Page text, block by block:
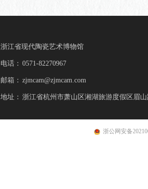
浙江省现代陶瓷艺术博物馆
电话： 0571-82270967
邮箱： zjmcam@zjmcam.com
地址： 浙江省杭州市萧山区湘湖旅游度假区眉
浙公网安备